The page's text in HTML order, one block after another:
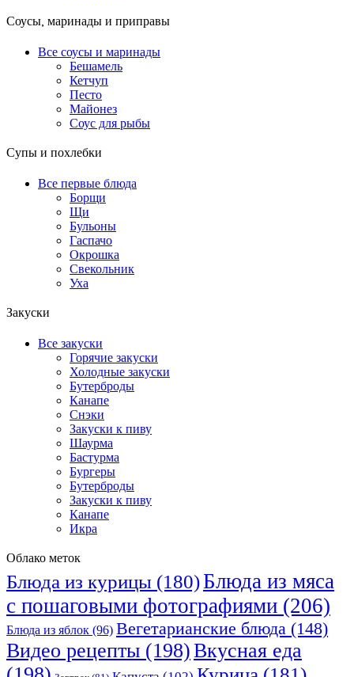
Соусы, маринады и приправы
Все соусы и маринады
Бешамель
Кетчуп
Песто
Майонез
Соус для рыбы
Супы и похлебки
Все первые блюда
Борщи
Щи
Бульоны
Гаспачо
Окрошка
Свекольник
Уха
Закуски
Все закуски
Горячие закуски
Холодные закуски
Бутерброды
Канапе
Снэки
Закуски к пиву
Шаурма
Бастурма
Бургеры
Бутерброды
Закуски к пиву
Канапе
Икра
Облако меток
Блюда из курицы (180)Блюда из мяса
с пошаговыми фотографиями (206)
Блюда из яблок (96) Вегетарианские блюда (148)
Видео рецепты (198)Вкусная еда